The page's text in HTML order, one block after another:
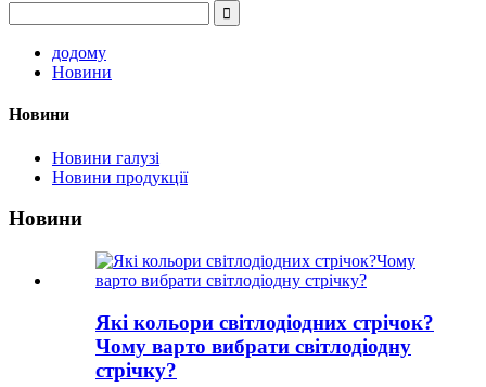
додому
Новини
Новини
Новини галузі
Новини продукції
Новини
Які кольори світлодіодних стрічок?
Чому варто вибрати світлодіодну
стрічку?